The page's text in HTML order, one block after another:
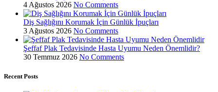
4 Ağustos 2026 No Comments
Diş Sağlığını Korumak İçin Günlük İpuçları
3 Ağustos 2026 No Comments
Şeffaf Plak Tedavisinde Hasta Uyumu Neden Önemlidir?
30 Temmuz 2026 No Comments
Recent Posts